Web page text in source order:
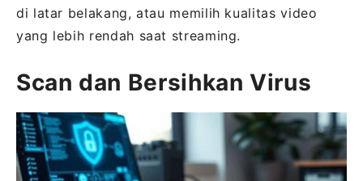
di latar belakang, atau memilih kualitas video
yang lebih rendah saat streaming.
Scan dan Bersihkan Virus